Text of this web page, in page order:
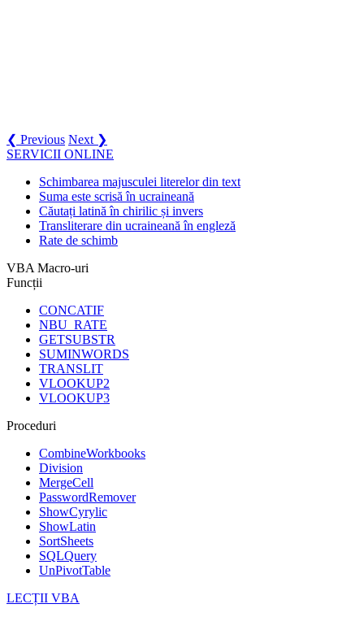
❮ Previous Next ❯
SERVICII ONLINE
Schimbarea majusculei literelor din text
Suma este scrisă în ucraineană
Căutați latină în chirilic și invers
Transliterare din ucraineană în engleză
Rate de schimb
VBA Macro-uri
Funcții
CONCATIF
NBU_RATE
GETSUBSTR
SUMINWORDS
TRANSLIT
VLOOKUP2
VLOOKUP3
Proceduri
CombineWorkbooks
Division
MergeCell
PasswordRemover
ShowCyrylic
ShowLatin
SortSheets
SQLQuery
UnPivotTable
LECȚII VBA